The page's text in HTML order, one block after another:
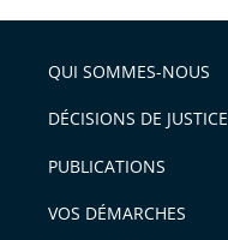
arriver
après
l'article
pour
avant
QUI SOMMES-NOUS
DÉCISIONS DE JUSTICE
PUBLICATIONS
VOS DÉMARCHES